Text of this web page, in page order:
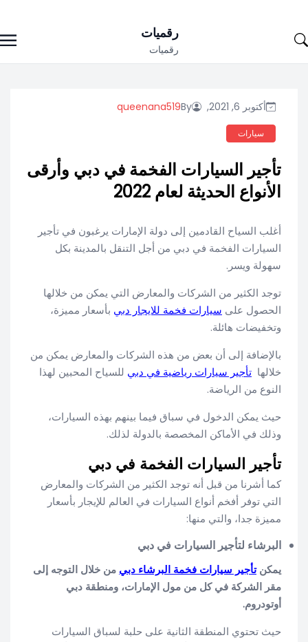
to
رقميات
رقميات
أكتوبر 6, 2021, By
queenana519
سيارات
تأجير السيارات الفخمة في دبي وأرقى
الأنواع الحديثة لعام 2022
أغلب السياح القادمين إلى دولة الإمارات يرغبون في تأجير
السيارات الفخمة في دبي من أجل التنقل بالمدينة بكل
سهولة ويسر.
توجد الكثير من الشركات والمعارض التي يمكن من خلالها
الحصول على سيارات فخمة للايجار دبي بأسعار مميزة،
وتخفيضات هائلة.
بالإضافة إلى أن بعض من هذه الشركات والمعارض يمكن من
خلالها تأجير سيارات رياضية في دبي للسياح المحبين لهذا
النوع من الرياضة.
حيث يمكن الدخول في سباق فيما بينهم بهذه السيارات،
وذلك في الأماكن المخصصة بالدولة لذلك.
تأجير السيارات الفخمة في دبي
كما أشرنا من قبل أنه توجد الكثير من الشركات والمعارض
التي توفر أفخم أنواع السيارات في العالم للإيجار بأسعار
مميزة جدا، والتي منها:
البرشاء لتأجير السيارات في دبي
يمكنتأجير سيارات فخمة البرشاء دبي من خلال التوجه إلى
مقر الشركة في كل من مول الإمارات، ومنطقة دبي
أوتودروم.
حيث تحتوي المنطقة الثانية على حلبة لسباق السيارات